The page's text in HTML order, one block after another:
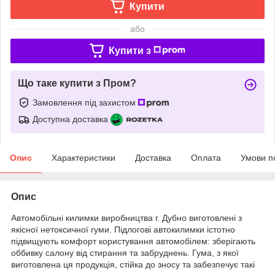
Купити
або
Купити з
Що таке купити з Пром?
Замовлення під захистом
Доступна доставка
Опис Характеристики Доставка Оплата Умови
Опис
Автомобільні килимки виробництва г. Дубно виготовлені з
якісної нетоксичної гуми. Підлогові автокилимки істотно
підвищують комфорт користування автомобілем: зберігають
оббивку салону від стирання та забруднень. Гума, з якої
виготовлена ця продукція, стійка до зносу та забезпечує такі